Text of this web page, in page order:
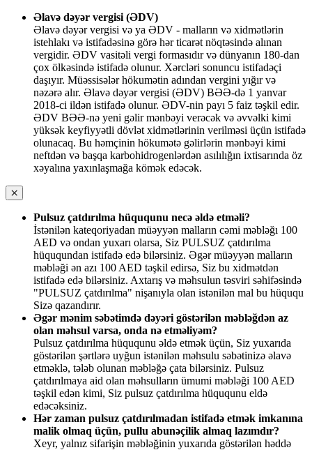
Əlavə dəyər vergisi (ƏDV)
Əlavə dəyər vergisi və ya ƏDV - malların və xidmətlərin
istehlakı və istifadəsinə görə hər ticarət nöqtəsində alınan
vergidir. ƏDV vasitəli vergi formasıdır və dünyanın 180-dan
çox ölkəsində istifadə olunur. Xərcləri sonuncu istifadəçi
daşıyır. Müəssisələr hökumətin adından vergini yığır və
nəzərə alır. Əlavə dəyər vergisi (ƏDV) BƏƏ-də 1 yanvar
2018-ci ildən istifadə olunur. ƏDV-nin payı 5 faiz təşkil edir.
ƏDV BƏƏ-nə yeni gəlir mənbəyi verəcək və əvvəlki kimi
yüksək keyfiyyətli dövlət xidmətlərinin verilməsi üçün istifadə
olunacaq. Bu həmçinin hökumətə gəlirlərin mənbəyi kimi
neftdən və başqa karbohidrogenlərdən asılılığın ixtisarında öz
xəyalına yaxınlaşmağa kömək edəcək.
Pulsuz çatdırılma hüququnu necə əldə etməli?
İstənilən kateqoriyadan müəyyən malların cəmi məbləğı 100
AED və ondan yuxarı olarsa, Siz PULSUZ çatdırılma
hüququndan istifadə edə bilərsiniz. Əgər müəyyən malların
məbləği ən azı 100 AED təşkil edirsə, Siz bu xidmətdən
istifadə edə bilərsiniz. Axtarış və məhsulun təsviri səhifəsində
"PULSUZ çatdırılma" nişanıyla olan istənilən mal bu hüququ
Sizə qazandırır.
Əgər mənim səbətimdə dəyəri göstərilən məbləğdən az
olan məhsul varsa, onda nə etməliyəm?
Pulsuz çatdırılma hüququnu əldə etmək üçün, Siz yuxarıda
göstərilən şərtlərə uyğun istənilən məhsulu səbətinizə əlavə
etməklə, tələb olunan məbləğə çata bilərsiniz. Pulsuz
çatdırılmaya aid olan məhsulların ümumi məbləği 100 AED
təşkil edən kimi, Siz pulsuz çatdırılma hüququnu eldə
edəcəksiniz.
Hər zaman pulsuz çatdırılmadan istifadə etmək imkanına
malik olmaq üçün, pullu abunəçilik almaq lazımdır?
Xeyr, yalnız sifarişin məbləğinin yuxarıda göstərilən həddə